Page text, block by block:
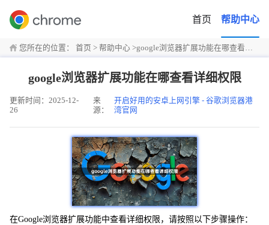
首页 帮助中心
您所在的位置： 首页 > 帮助中心 >google浏览器扩展功能在哪查看详细权限
google浏览器扩展功能在哪查看详细权限
更新时间：2025-12-
26
来
源：
开启好用的安卓上网引擎 - 谷歌浏览器港
湾官网
在Google浏览器扩展功能中查看详细权限，请按照以下步骤操作：